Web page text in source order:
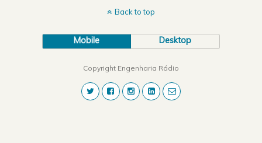
Back to top
Mobile Desktop
Copyright Engenharia Rádio